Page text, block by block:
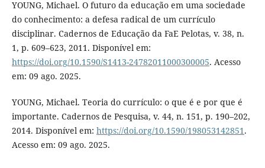
YOUNG, Michael. O futuro da educação em uma sociedade
do conhecimento: a defesa radical de um currículo
disciplinar. Cadernos de Educação da FaE Pelotas, v. 38, n.
1, p. 609–623, 2011. Disponível em:
https://doi.org/10.1590/S1413-24782011000300005. Acesso
em: 09 ago. 2025.
YOUNG, Michael. Teoria do currículo: o que é e por que é
importante. Cadernos de Pesquisa, v. 44, n. 151, p. 190–202,
2014. Disponível em: https://doi.org/10.1590/198053142851 .
Acesso em: 09 ago. 2025.